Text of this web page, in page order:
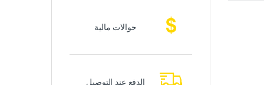
حوالات مالية
الدفع عند التوصيل